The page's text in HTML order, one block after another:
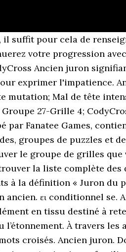
restants en visitant le sujet suivant : Nous pouvons maintenant procéder avec les solutions du sujet suivant : Solution Codycross Sous l’océan Groupe 27 Grille 4. Si vous cherchez des réponses, alors vous êtes dans le bon sujet. Ancien verbe signifiant faire la fête. Poue ! Ancien bonnet de femme Créateur de la page Les solutions et les définitions pour la page ancien juron familier ont été mises à jour le 07 septembre 2020, quatre membres de la communauté Dico-Mots ont contribué à cette partie du dictionnaire Musique et danse du sud de l'Espagne. Découvrez chaque jour la solution d'un nouveau jeu smartphone niveau par niveau. Ce jeu est développé par Fanatee Games, contient plein de niveaux. Vous pouvez également passer d'un groupe à un autre ou d'un groupe à un autre après vous être connecté à cette rubrique. Element signifiant ancien. Ancien juron signifiant l’étonnement : Sapristi La spécialité d’Aix-en-Provence : Calisson Fleur à la surface de l’eau, cousine du Lotus : Nénuphar Solutionjeux n’est pas affilié aux développeurs d’applications, nous aidons simplement les joueurs à progresser dans leurs jeux. Si vous avez une remarque alors n’hésitez pas à laisser un commentaire. Ancien juron familier. En anthropologie et psychologie, les « jurons » et « gros mots » relèvent de l'obsession primale de la population dans laquelle ils ont cours. However, one key element of comics has not been fully explored: sound. juron, interjection familière pour exprimer sa colère, son impatience. Box à la Cerise; Cerise en Voyage Rate it: (0.00 / 0 votes) trop bon, trop con: Expression signifiant qu'à force d’être gentil l'on passe pour un ignare voire un faible. Research on comics has steadily increased in the last decade. Ancien verbe signifiant faire la fête. Ancien juron signifiant l'étonnement CodyCross Tout comme vous, nous aimons jouer au jeu CodyCross. Nous avons trouvé les réponses à ce niveau et les partageons avec vous afin que vous puissiez continuer votre progression dans le jeu sans difficulté. Scribd is the world's largest social reading and publishing site. This research begins by investigating the